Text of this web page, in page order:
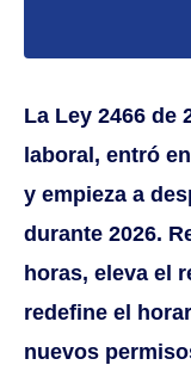
La Ley 2466 de
laboral, entró
y empieza a
durante 2026.
horas, eleva el
redefine el
nuevos